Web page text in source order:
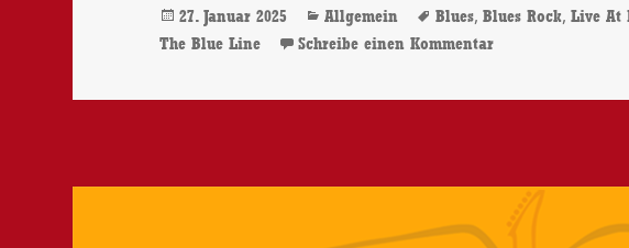
Line
–
1993
Veröffentlicht
am
27. Januar 2025 Kategorien
Allgemein Schlagwörter
Blues,Blues Rock,Live At
The Blue Line
Schreibe einen Kommentarzu Robben Ford &